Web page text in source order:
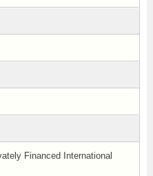
Financed International